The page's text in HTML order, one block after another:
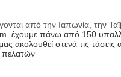
από την Ιαπωνία, την
έχουμε πάνω από 150
ακολουθεί στενά τις τάσεις
πελατών